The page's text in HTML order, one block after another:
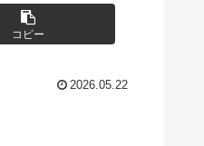
コピー
2026.05.22